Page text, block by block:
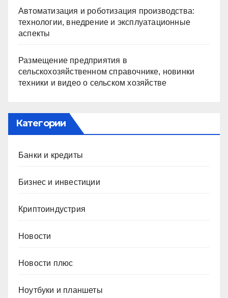
Автоматизация и роботизация производства:
технологии, внедрение и эксплуатационные
аспекты
Размещение предприятия в
сельскохозяйственном справочнике, новинки
техники и видео о сельском хозяйстве
Категории
Банки и кредиты
Бизнес и инвестиции
Криптоиндустрия
Новости
Новости плюс
Ноутбуки и планшеты